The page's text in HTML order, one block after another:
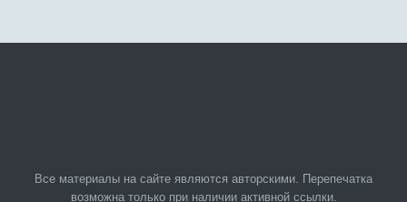
Все материалы на сайте являются авторскими. Перепечатка
возможна только при наличии активной ссылки.